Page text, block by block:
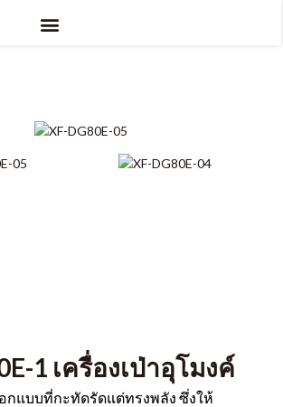
1 เครื่องเป่าอุโมงค์
กแบบที่กะทัดรัดแต่ทรงพลัง ซึ่งให้